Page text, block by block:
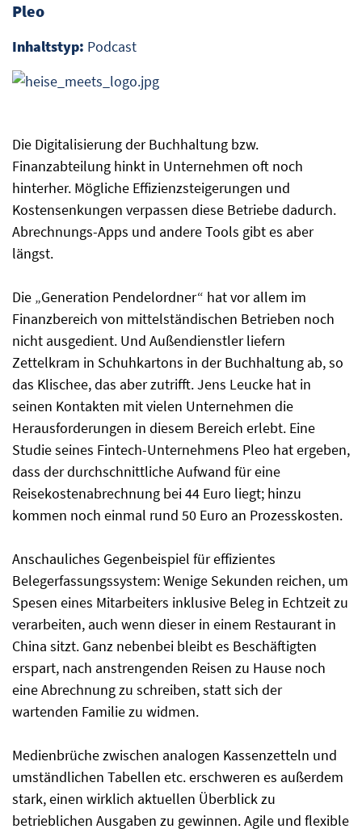
Die Digitalisierung der Buchhaltung bzw.
Finanzabteilung hinkt in Unternehmen oft noch
hinterher. Mögliche Effizienzsteigerungen und
Kostensenkungen verpassen diese Betriebe dadurch.
Abrechnungs-Apps und andere Tools gibt es aber
längst.
Die „Generation Pendelordner“ hat vor allem im
Finanzbereich von mittelständischen Betrieben noch
nicht ausgedient. Und Außendienstler liefern
Zettelkram in Schuhkartons in der Buchhaltung ab, so
das Klischee, das aber zutrifft. Jens Leucke hat in
seinen Kontakten mit vielen Unternehmen die
Herausforderungen in diesem Bereich erlebt. Eine
Studie seines Fintech-Unternehmens Pleo hat ergeben,
dass der durchschnittliche Aufwand für eine
Reisekostenabrechnung bei 44 Euro liegt; hinzu
kommen noch einmal rund 50 Euro an Prozesskosten.
Anschauliches Gegenbeispiel für effizientes
Belegerfassungssystem: Wenige Sekunden reichen, um
Spesen eines Mitarbeiters inklusive Beleg in Echtzeit zu
verarbeiten, auch wenn dieser in einem Restaurant in
China sitzt. Ganz nebenbei bleibt es Beschäftigten
erspart, nach anstrengenden Reisen zu Hause noch
eine Abrechnung zu schreiben, statt sich der
wartenden Familie zu widmen.
Medienbrüche zwischen analogen Kassenzetteln und
umständlichen Tabellen etc. erschweren es außerdem
stark, einen wirklich aktuellen Überblick zu
betrieblichen Ausgaben zu gewinnen. Agile und flexible
Pleo
Inhaltstyp: Podcast